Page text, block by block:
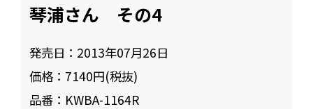
琴浦さん その4
発売日： 2013年07月26日
価格： 7140円(税抜)
品番： KWBA-1164R